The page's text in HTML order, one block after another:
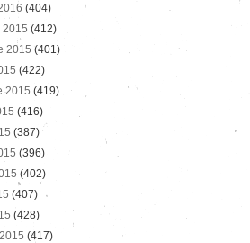
(404)
2015 (412)
2015 (401)
(422)
2015 (419)
(416)
(387)
(396)
(402)
(407)
(428)
(417)